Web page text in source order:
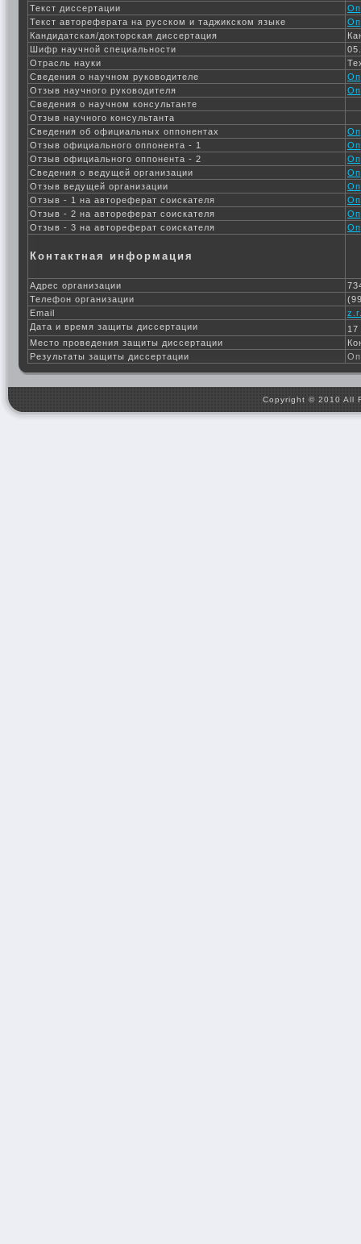
Текст диссертации
Текст автореферата на русском и таджикском языке
Кандидатская/докторская диссертация
Шифр научной специальности
Отрасль науки
Сведения о научном руководителе
Отзыв научного руководителя
Сведения о научном консультанте
Отзыв научного консультанта
Сведения об официальных оппонентах
Отзыв официального оппонента - 1
Отзыв официального оппонента - 2
Сведения о ведущей организации
Отзыв ведущей организации
Отзыв - 1 на автореферат соискателя
Отзыв - 2 на автореферат соискателя
Отзыв - 3 на автореферат соискателя
Контактная информация
Адрес организации
Телефон организации
Email
Дата и время защиты диссертации
Место проведения защиты диссертации
Результаты защиты диссертации
Copyright © 2010 All